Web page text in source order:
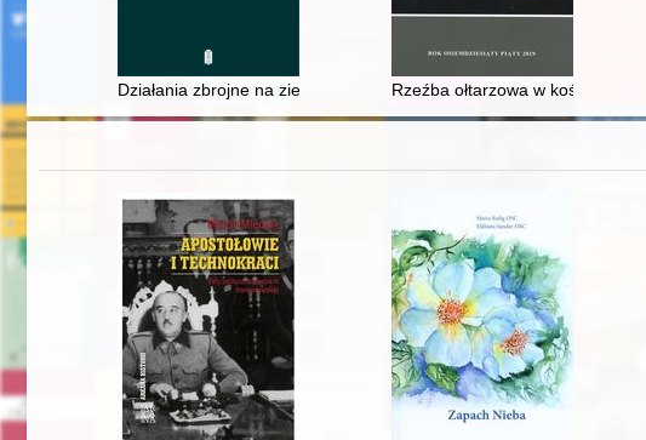
Działania zbrojne na ziemi konińskiej w czasie powstania
Rzeźba ołtarzowa w kościołach